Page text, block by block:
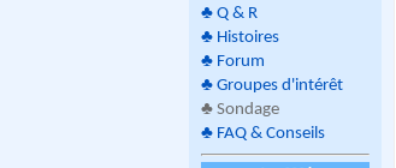
♣ Q & R
♣ Histoires
♣ Forum
♣ Groupes d'intérêt
♣ Sondage
♣ FAQ & Conseils